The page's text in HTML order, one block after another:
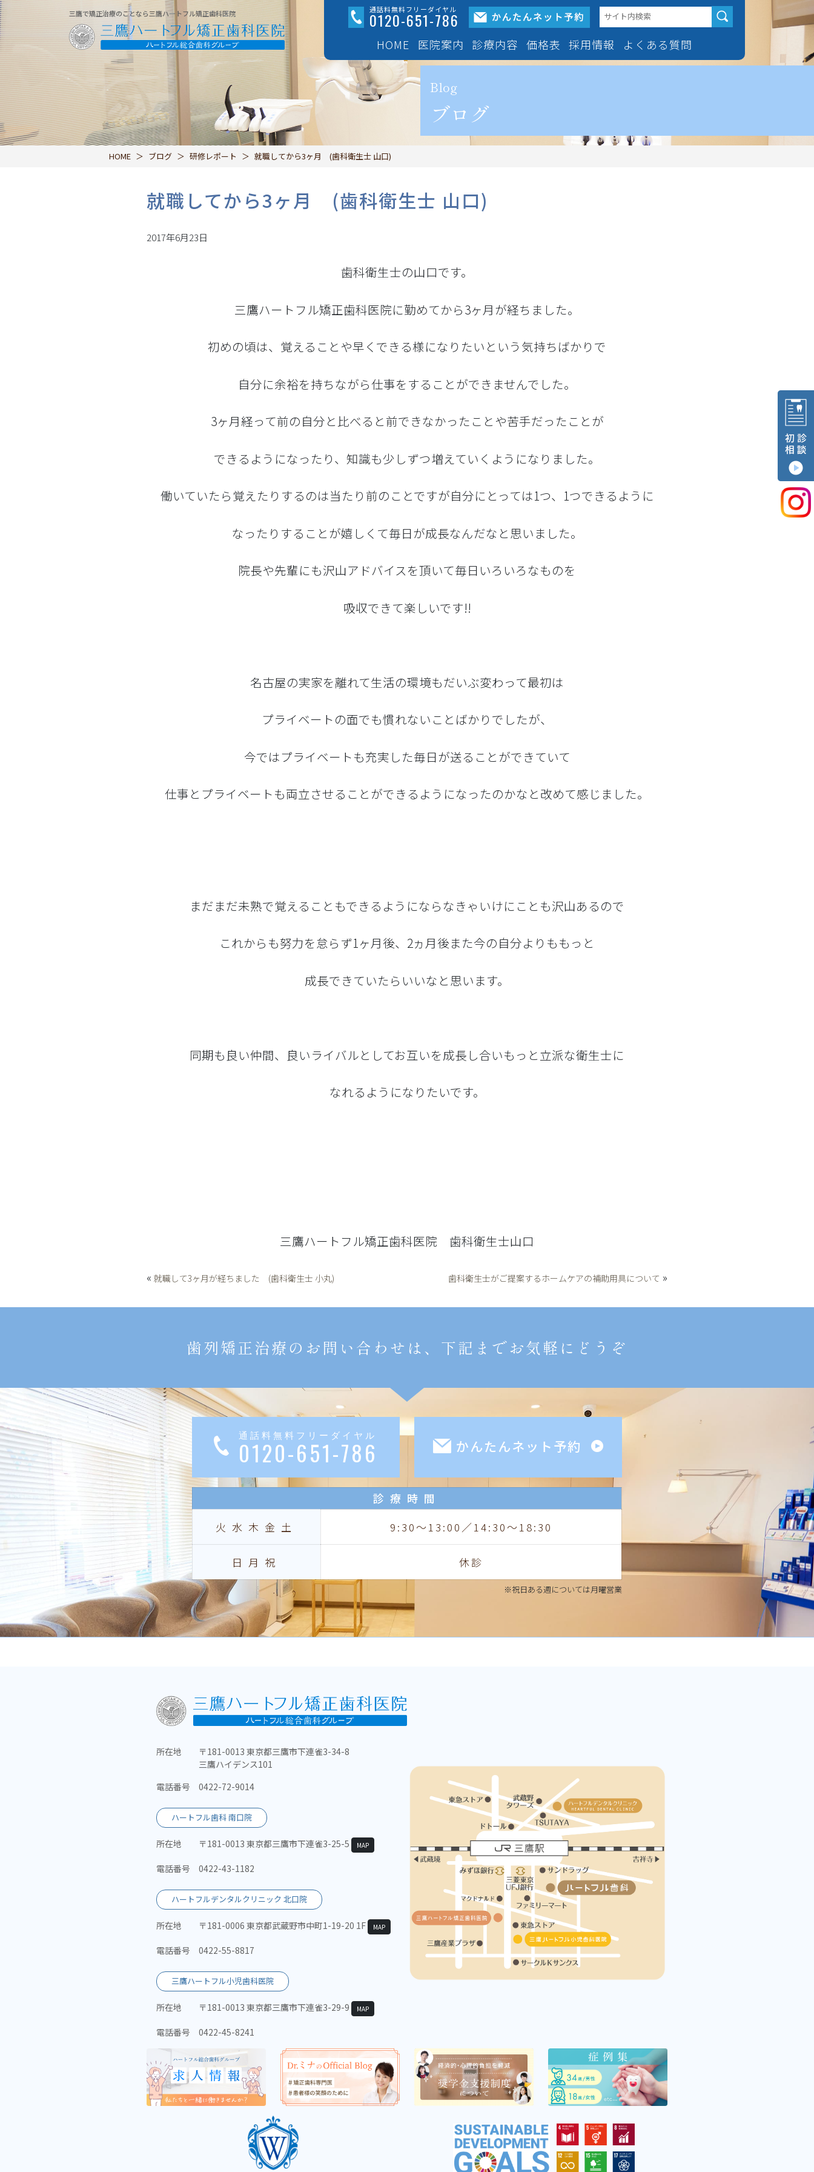
Blog
ブログ
三鷹で矯正治療のことなら三鷹ハートフル矯正歯科医院 通話料無料フリーダイヤル
0120-651-786
HOME 医院案内
三鷹ハートフル総合歯科グル
マウスピース型矯正歯科装置
診療内容
「インビザライン」
クリーニング
歯周病検査
咬筋ボツリヌス治療
価格表 採用情報 よくある質問
HOME ブログ 研修レポート 就職してから3ヶ月 (歯科衛生士 山口)
就職してから3ヶ月 (歯科衛生士 山口)
2017年6月23日
歯科衛生士の山口です。
三鷹ハートフル矯正歯科医院に勤めてから3ヶ月が経ちました。
初めの頃は、覚えることや早くできる様になりたいという気持ちばかりで
自分に余裕を持ちながら仕事をすることができませんでした。
3ヶ月経って前の自分と比べると前できなかったことや苦手だったことが
できるようになったり、知識も少しずつ増えていくようになりました。
働いていたら覚えたりするのは当たり前のことですが自分にとっては1つ、1つできるように
なったりすることが嬉しくて毎日が成長なんだなと思いました。
院長や先輩にも沢山アドバイスを頂いて毎日いろいろなものを
吸収できて楽しいです!!
名古屋の実家を離れて生活の環境もだいぶ変わって最初は
プライベートの面でも慣れないことばかりでしたが、
今ではプライベートも充実した毎日が送ることができていて
仕事とプライベートも両立させることができるようになったのかなと改めて感じました。
まだまだ未熟で覚えることもできるようにならなきゃいけにことも沢山あるので
これからも努力を怠らず1ヶ月後、2ヵ月後また今の自分よりももっと
成長できていたらいいなと思います。
同期も良い仲間、良いライバルとしてお互いを成長し合いもっと立派な衛生士に
なれるようになりたいです。
三鷹ハートフル矯正歯科医院 歯科衛生士山口
« 就職して3ヶ月が経ちました (歯科衛生士 小丸) 歯科衛生士がご提案するホームケアの補助用具について »
歯列矯正治療のお問い合わせは、下記までお気軽にどうぞ
通話料無料フリーダイヤル
0120-651-786 かんたんネット予約
診療時間
火水木金土 9:30〜13:00／14:30〜18:30
日月祝 休診
※祝日ある週については月曜営業
所在地
〒181-0013 東京都三鷹市下連雀3-34-8
三鷹ハイデンス101
電話番号
0422-72-9014
ハートフル歯科 南口院
所在地 〒181-0013 東京都三鷹市下連雀3-25-5 MAP
電話番号 0422-43-1182
ハートフルデンタルクリニック 北口院
所在地 〒181-0006 東京都武蔵野市中町1-19-20 1F MAP
電話番号 0422-55-8817
三鷹ハートフル小児歯科医院
所在地 〒181-0013 東京都三鷹市下連雀3-29-9 MAP
電話番号 0422-45-8241